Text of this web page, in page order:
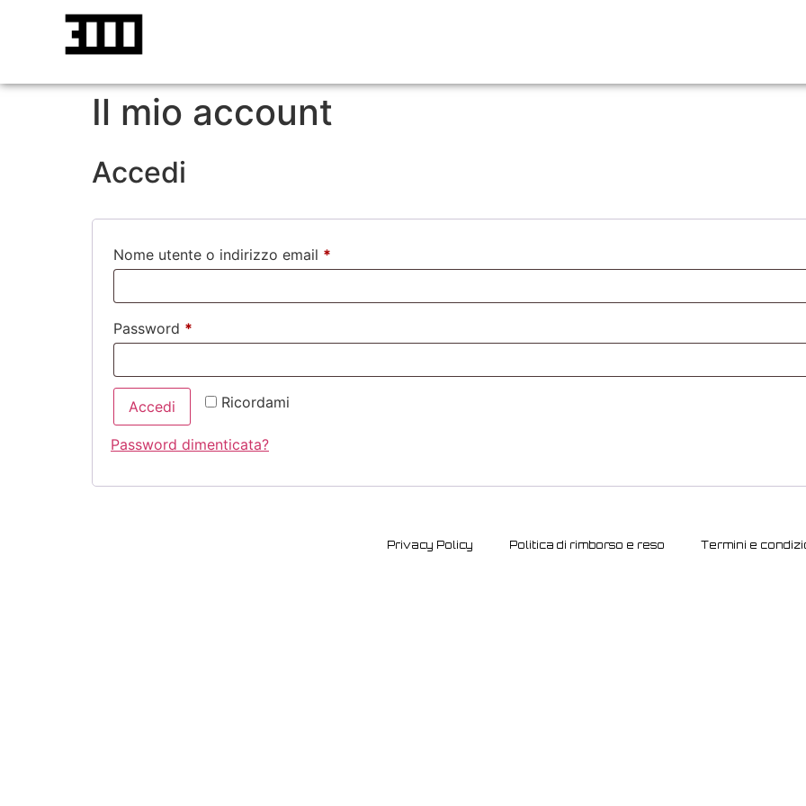
Il mio account
Accedi
Nome utente o indirizzo email *
Password *
Ricordami
Accedi
Password dimenticata?
Privacy Policy Politica di rimborso e reso Termini e